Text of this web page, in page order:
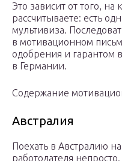
Это зависит от того,
рассчитываете: есть
мультивиза.
в мотивационном
одобрения и гарантом
в Германии.
Содержание
Австралия
Поехать в Австралию
работодателя